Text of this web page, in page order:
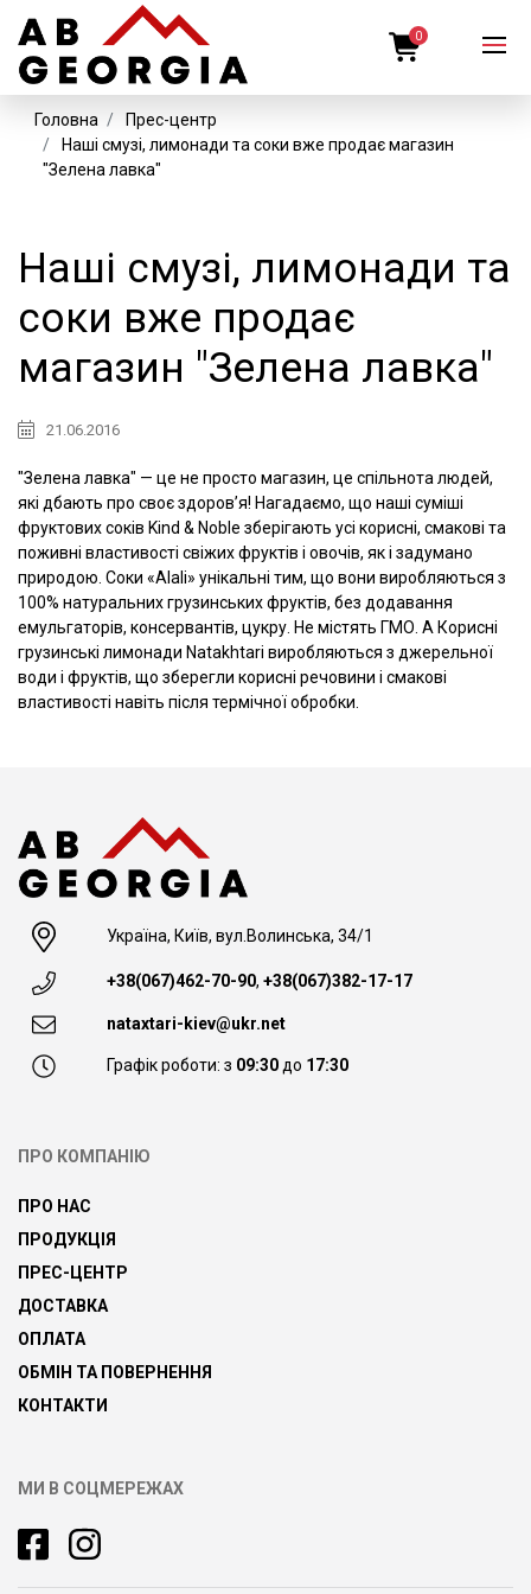
0
Головна
Прес-центр
Наші смузі, лимонади та соки вже продає магазин
"Зелена лавка"
Наші смузі, лимонади та
соки вже продає
магазин "Зелена лавка"
21.06.2016
"Зелена лавка" — це не просто магазин, це спільнота людей,
які дбають про своє здоров’я! Нагадаємо, що наші суміші
фруктових соків Kind & Noble зберігають усі корисні, смакові та
поживні властивості свіжих фруктів і овочів, як і задумано
природою. Cоки «Alali» унікальні тим, що вони виробляються з
100% натуральних грузинських фруктів, без додавання
емульгаторів, консервантів, цукру. Не містять ГМО. А Корисні
грузинські лимонади Natakhtari виробляються з джерельної
води і фруктів, що зберегли корисні речовини і смакові
властивості навіть після термічної обробки.
Україна, Київ, вул.Волинська, 34/1
+38(067)462-70-90, +38(067)382-17-17
nataxtari-kiev@ukr.net
Графік роботи: з 09:30до 17:30
ПРО КОМПАНІЮ
ПРО НАС
ПРОДУКЦІЯ
ПРЕС-ЦЕНТР
ДОСТАВКА
ОПЛАТА
ОБМІН ТА ПОВЕРНЕННЯ
КОНТАКТИ
МИ В СОЦМЕРЕЖАХ